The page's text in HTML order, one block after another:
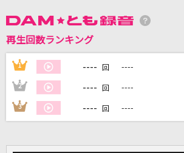
DAMに会員登録・ログインして
カラオケをもっと楽しもう！
自宅でカラオケ歌い放題！
再生回数ランキング
1 ---- 回 ----
2 ---- 回 ----
3 ---- 回 ----